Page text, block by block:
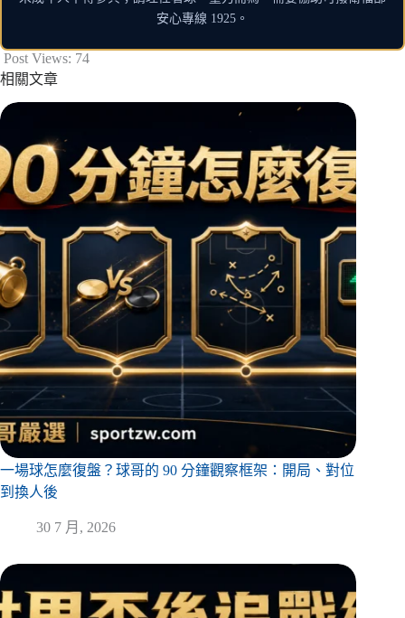
安心專線 1925。
Post Views: 74
相關文章
一場球怎麼復盤？球哥的 90 分鐘觀察框架：開局、對位
到換人後
30 7 月, 2026